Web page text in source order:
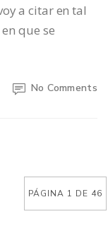
a citar en tal
que se
No Comments
PÁGINA 1 DE 46